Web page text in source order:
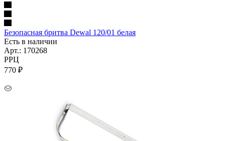
Безопасная бритва Dewal 120/01 белая
Есть в наличии
Арт.: 170268
РРЦ
770 ₽